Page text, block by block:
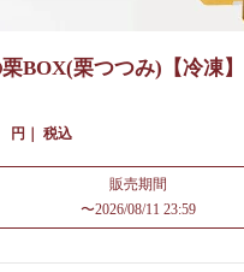
BOX(栗つつみ)【冷凍】
税込
販売期間
〜2026/08/11 23:59